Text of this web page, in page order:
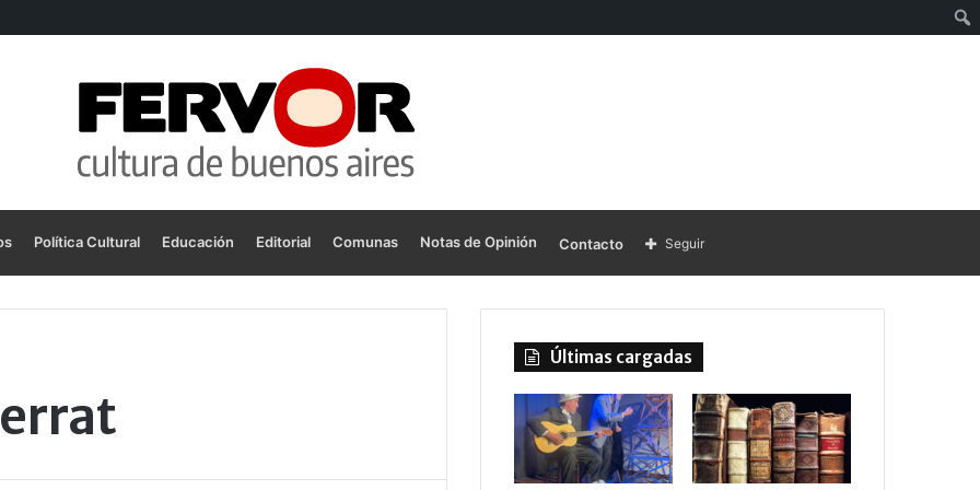
Política Cultural Educación Editorial Comunas Notas de Opinión Contacto Seguir
Últimas cargadas